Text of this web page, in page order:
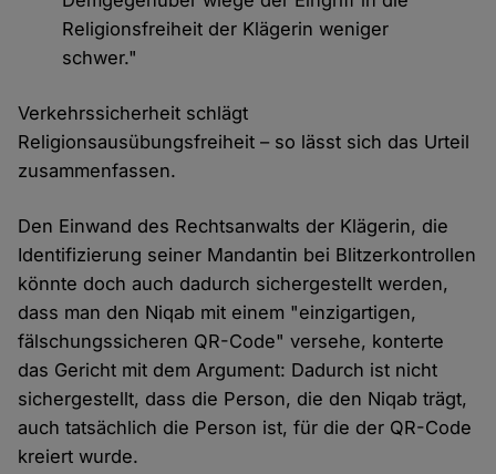
Religionsfreiheit der Klägerin weniger
schwer."
Verkehrssicherheit schlägt
Religionsausübungsfreiheit – so lässt sich das Urteil
zusammenfassen.
Den Einwand des Rechtsanwalts der Klägerin, die
Identifizierung seiner Mandantin bei Blitzerkontrollen
könnte doch auch dadurch sichergestellt werden,
dass man den Niqab mit einem "einzigartigen,
fälschungssicheren QR-Code" versehe, konterte
das Gericht mit dem Argument: Dadurch ist nicht
sichergestellt, dass die Person, die den Niqab trägt,
auch tatsächlich die Person ist, für die der QR-Code
kreiert wurde.